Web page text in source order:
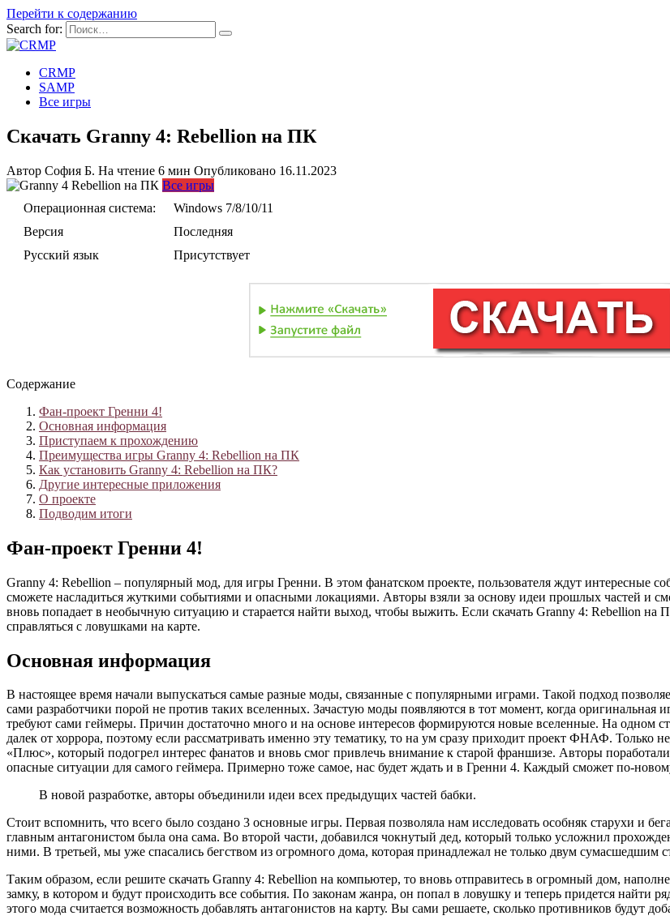
Перейти к содержанию
Search for:
CRMP
SAMP
Все игры
Скачать Granny 4: Rebellion на ПК
Автор София Б. На чтение 6 мин Опубликовано 16.11.2023
Все игры
Операционная система:
Windows 7/8/10/11
Версия
Последняя
Русский язык
Присутствует
Содержание
Фан-проект Гренни 4!
Основная информация
Приступаем к прохождению
Преимущества игры Granny 4: Rebellion на ПК
Как установить Granny 4: Rebellion на ПК?
Другие интересные приложения
О проекте
Подводим итоги
Фан-проект Гренни 4!
Granny 4: Rebellion – популярный мод, для игры Гренни. В этом фанатском проекте, пользователя ждут интересные
сможете насладиться жуткими событиями и опасными локациями. Авторы взяли за основу идеи прошлых частей и
вновь попадает в необычную ситуацию и старается найти выход, чтобы выжить. Если скачать Granny 4: Rebellion на
справляться с ловушками на карте.
Основная информация
В настоящее время начали выпускаться самые разные моды, связанные с популярными играми. Такой подход
сами разработчики порой не против таких вселенных. Зачастую моды появляются в тот момент, когда оригинальная
требуют сами геймеры. Причин достаточно много и на основе интересов формируются новые вселенные. На одном
далек от хоррора, поэтому если рассматривать именно эту тематику, то на ум сразу приходит проект ФНАФ. Только
«Плюс», который подогрел интерес фанатов и вновь смог привлечь внимание к старой франшизе. Авторы
опасные ситуации для самого геймера. Примерно тоже самое, нас будет ждать и в Гренни 4. Каждый сможет по-
В новой разработке, авторы объединили идеи всех предыдущих частей бабки.
Стоит вспомнить, что всего было создано 3 основные игры. Первая позволяла нам исследовать особняк старухи и
главным антагонистом была она сама. Во второй части, добавился чокнутый дед, который только усложнил
ними. В третьей, мы уже спасались бегством из огромного дома, которая принадлежал не только двум сумасшедшим
Таким образом, если решите скачать Granny 4: Rebellion на компьютер, то вновь отправитесь в огромный дом,
замку, в котором и будут происходить все события. По законам жанра, он попал в ловушку и теперь придется найти
этого мода считается возможность добавлять антагонистов на карту. Вы сами решаете, сколько противников будут